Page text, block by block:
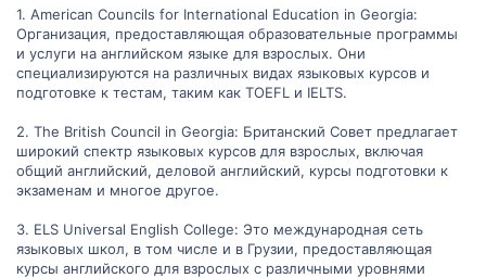
1. American Councils for International Education in Georgia:
Организация, предоставляющая образовательные программы
и услуги на английском языке для взрослых. Они
специализируются на различных видах языковых курсов и
подготовке к тестам, таким как TOEFL и IELTS.
2. The British Council in Georgia: Британский Совет предлагает
широкий спектр языковых курсов для взрослых, включая
общий английский, деловой английский, курсы подготовки к
экзаменам и многое другое.
3. ELS Universal English College: Это международная сеть
языковых школ, в том числе и в Грузии, предоставляющая
курсы английского для взрослых с различными уровнями